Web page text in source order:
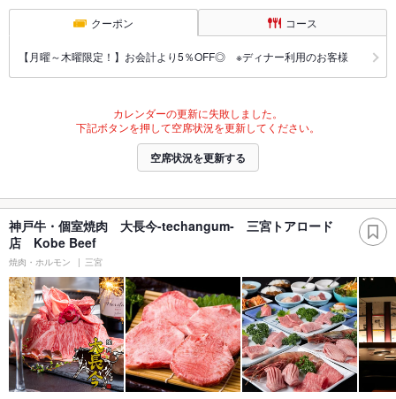
クーポン コース
【月曜～木曜限定！】お会計より5％OFF◎ ※ディナー利用のお客様
カレンダーの更新に失敗しました。
下記ボタンを押して空席状況を更新してください。
空席状況を更新する
神戸牛・個室焼肉 大長今-techangum- 三宮トアロード
店 Kobe Beef
焼肉・ホルモン 三宮